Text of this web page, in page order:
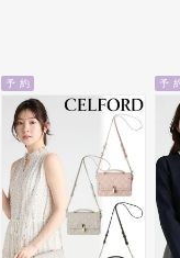
予 約 予